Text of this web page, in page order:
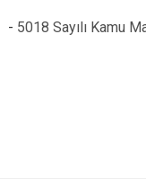
- 5018 Sayılı Kamu